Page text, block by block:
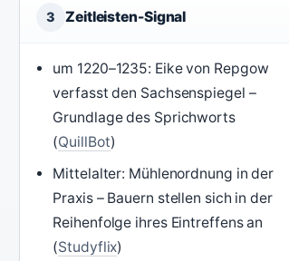
3 Zeitleisten-Signal
um 1220–1235: Eike von Repgow
verfasst den Sachsenspiegel –
Grundlage des Sprichworts
(QuillBot)
Mittelalter: Mühlenordnung in der
Praxis – Bauern stellen sich in der
Reihenfolge ihres Eintreffens an
(Studyflix)